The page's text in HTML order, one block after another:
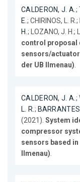
CALDERON, J. A.;
E.; CHIRINOS, L. R.;
H.; LOZANO, J. H.;
control proposal
sensors/
der UB Ilmenau).
CALDERON, J. A.;
L. R.;
(2021). System
compressor
sensors based
Ilmenau).